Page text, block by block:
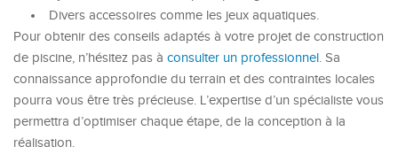
Divers accessoires comme les jeux aquatiques.
Pour obtenir des conseils adaptés à votre projet de construction
de piscine, n’hésitez pas à consulter un professionnel. Sa
connaissance approfondie du terrain et des contraintes locales
pourra vous être très précieuse. L’expertise d’un spécialiste vous
permettra d’optimiser chaque étape, de la conception à la
réalisation.